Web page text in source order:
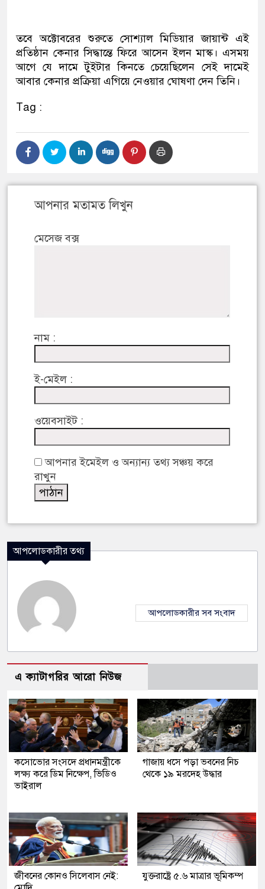
তবে অক্টোবরের শুরুতে সোশ্যাল মিডিয়ার জায়ান্ট এই
প্রতিষ্ঠান কেনার সিদ্ধান্তে ফিরে আসেন ইলন মাস্ক। এসময়
আগে যে দামে টুইটার কিনতে চেয়েছিলেন সেই দামেই
আবার কেনার প্রক্রিয়া এগিয়ে নেওয়ার ঘোষণা দেন তিনি।
Tag :
আপনার মতামত লিখুন
মেসেজ বক্স
নাম :
ই-মেইল :
ওয়েবসাইট :
আপনার ইমেইল ও অন্যান্য তথ্য সঞ্চয় করে
রাখুন
আপলোডকারীর তথ্য
আপলোডকারীর সব সংবাদ
এ ক্যাটাগরির আরো নিউজ
কসোভোর সংসদে প্রধানমন্ত্রীকে
লক্ষ্য করে ডিম নিক্ষেপ, ভিডিও
ভাইরাল
গাজায় ধসে পড়া ভবনের নিচ
থেকে ১৯ মরদেহ উদ্ধার
জীবনের কোনও সিলেবাস নেই:
যুক্তরাষ্ট্রে ৫.৬ মাত্রার ভূমিকম্প